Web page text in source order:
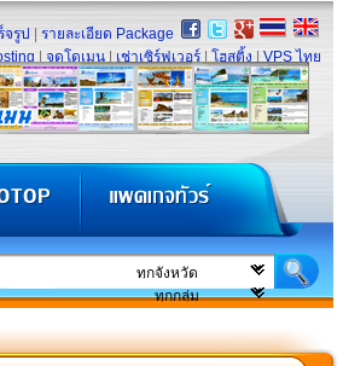
จรูป
รายละเอียด Package
จดโดเมน เช่าเซิร์ฟเวอร์ โฮสติ้ง VPS ไทย